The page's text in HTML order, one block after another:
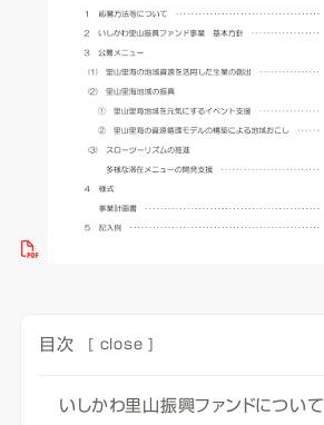
目次 [ close ]
いしかわ里山振興ファンドについて